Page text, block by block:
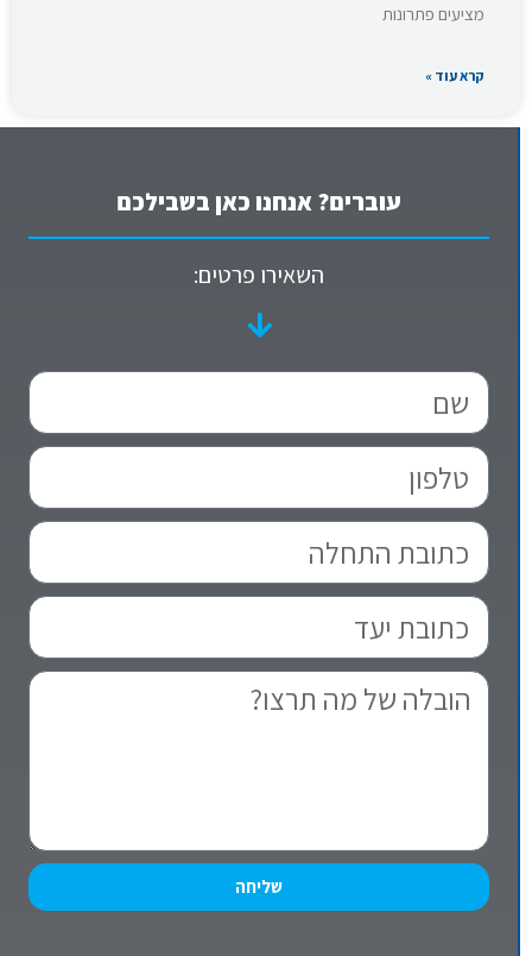
מציעים פתרונות
קרא עוד »
עוברים? אנחנו כאן בשבילכם
השאירו פרטים:
שליחה